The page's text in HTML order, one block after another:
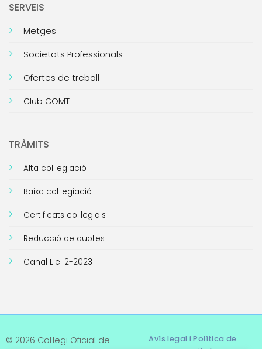
SERVEIS
Metges
Societats Professionals
Ofertes de treball
Club COMT
TRÀMITS
Alta col·legiació
Baixa col·legiació
Certificats col·legials
Reducció de quotes
Canal Llei 2-2023
© 2026 Col·legi Oficial de
Avís legal i Política de